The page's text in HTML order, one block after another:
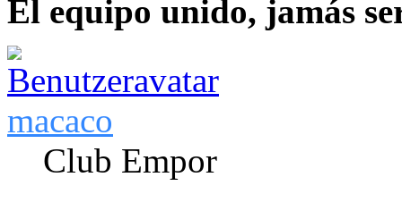
El equipo unido, jamás
macaco
Club Empor